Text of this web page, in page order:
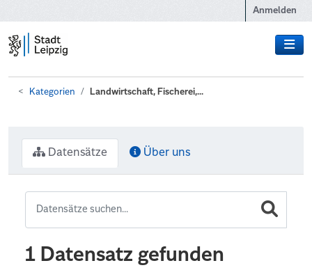
Anmelden
Kategorien Landwirtschaft, Fischerei,...
Datensätze Über uns
1 Datensatz gefunden